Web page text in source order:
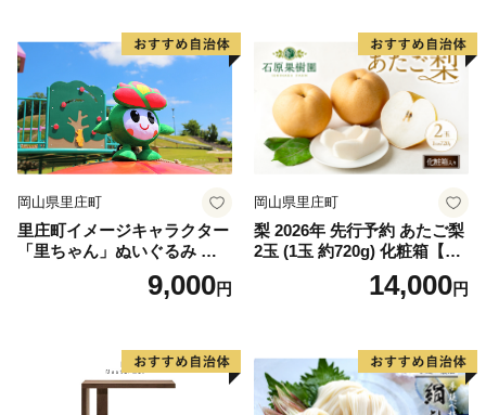
岡山県里庄町
里庄町イメージキャラクター
「里ちゃん」ぬいぐるみ 里
庄町 里ちゃん 9000円9,000円
岡山県里庄町
梨 2026年 先行予約 あたご梨
2玉 (1玉 約720g) 化粧箱【11
月下旬～12月中旬頃発送】
ナシ なし 岡山県産 国産 フル
14,000円